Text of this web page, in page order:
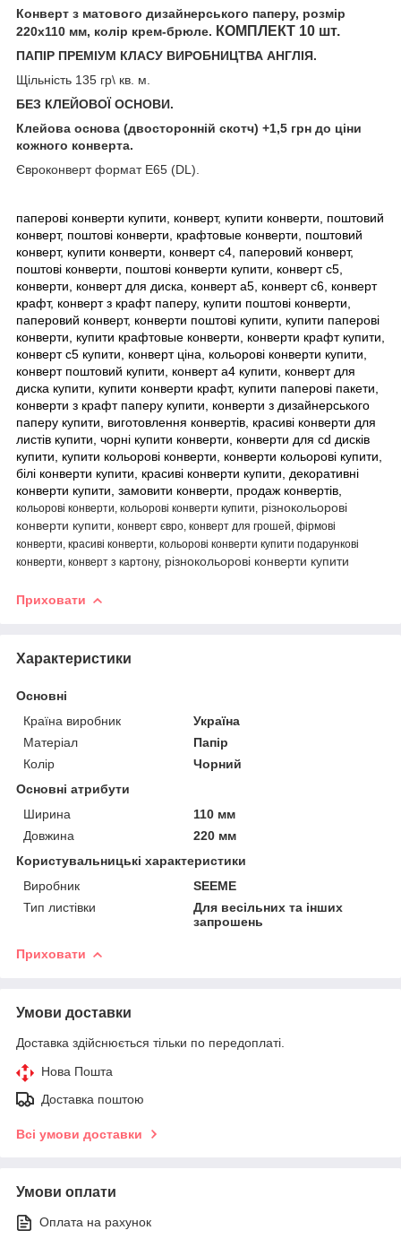
Конверт з матового дизайнерського паперу, розмір
220x110 мм, колір крем-брюле. КОМПЛЕКТ 10 шт.
ПАПІР ПРЕМІУМ КЛАСУ ВИРОБНИЦТВА АНГЛІЯ.
Щільність 135 гр\ кв. м.
БЕЗ КЛЕЙОВОЇ ОСНОВИ.
Клейова основа (двосторонній скотч) +1,5 грн до ціни
кожного конверта.
Євроконверт формат Е65 (DL).
паперові конверти купити, конверт, купити конверти, поштовий
конверт, поштові конверти, крафтовые конверти, поштовий
конверт, купити конверти, конверт с4, паперовий конверт,
поштові конверти, поштові конверти купити, конверт с5,
конверти, конверт для диска, конверт а5, конверт с6, конверт
крафт, конверт з крафт паперу, купити поштові конверти,
паперовий конверт, конверти поштові купити, купити паперові
конверти, купити крафтовые конверти, конверти крафт купити,
конверт с5 купити, конверт ціна, кольорові конверти купити,
конверт поштовий купити, конверт а4 купити, конверт для
диска купити, купити конверти крафт, купити паперові пакети,
конверти з крафт паперу купити, конверти з дизайнерського
паперу купити, виготовлення конвертів, красиві конверти для
листів купити, чорні купити конверти, конверти для cd дисків
купити, купити кольорові конверти, конверти кольорові купити,
білі конверти купити, красиві конверти купити, декоративні
конверти купити, замовити конверти, продаж конвертів,
кольорові конверти, кольорові конверти купити,
різнокольорові
конверти купити, конверт євро, конверт для грошей, фірмові
конверти, красиві конверти, кольорові конверти купити подарункові
конверти, конверт з картону, різнокольорові конверти купити
Приховати
Характеристики
Основні
Країна виробник
Україна
Матеріал
Папір
Колір
Чорний
Основні атрибути
Ширина
110 мм
Довжина
220 мм
Користувальницькі характеристики
Виробник
SEEME
Тип листівки
Для весільних та інших
запрошень
Приховати
Умови доставки
Доставка здійснюється тільки по передоплаті.
Нова Пошта
Доставка поштою
Всі умови доставки
Умови оплати
Оплата на рахунок